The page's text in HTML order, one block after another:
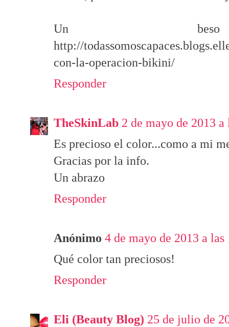
Un
http://
con-la-operacion-bikini/
Responder
TheSkinLab 2 de mayo de 2013 a
Es precioso el color...como a mi
Gracias por la info.
Un abrazo
Responder
Anónimo 4 de mayo de 2013 a las
Qué color tan preciosos!
Responder
Eli (Beauty Blog) 25 de julio de